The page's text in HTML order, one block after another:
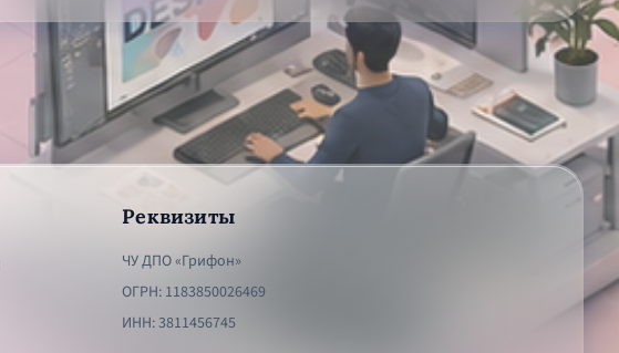
Реквизиты
ЧУ ДПО «Грифон»
ОГРН: 1183850026469
ИНН:3811456745